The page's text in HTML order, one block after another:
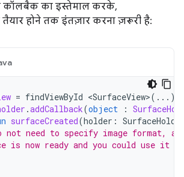
कॉलबैक का इस्तेमाल करके,
होने तक इंतज़ार करना ज़रूरी है:
= findViewById <SurfaceView>(...)
.addCallback(object :
surfaceCreated(holder :
not need to specify image format,
is now ready and you could use it